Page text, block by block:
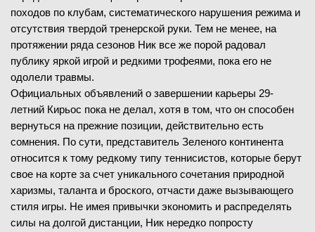
походов по клубам, систематического нарушения режима и
отсутствия твердой тренерской руки. Тем не менее, на
протяжении ряда сезонов Ник все же порой радовал
публику яркой игрой и редкими трофеями, пока его не
одолели травмы.
Официальных объявлений о завершении карьеры 29-
летний Кирьос пока не делал, хотя в том, что он способен
вернуться на прежние позиции, действительно есть
сомнения. По сути, представитель Зеленого континента
относится к тому редкому типу теннисистов, которые берут
свое на корте за счет уникального сочетания природной
харизмы, таланта и броского, отчасти даже вызывающего
стиля игры. Не имея привычки экономить и распределять
силы на долгой дистанции, Ник нередко попросту